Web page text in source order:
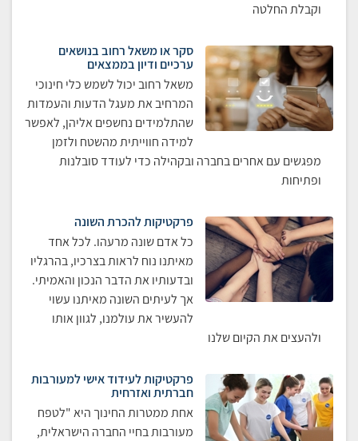
וקבלת החלטה
סקר או משאל רחוב בנושאים
ערכיים ודיון בממצאים
משאל רחוב יכול לשמש כלי חינוכי
המרחיב את מעגל הדעות והעמדות
שהתלמידים נחשפים אליהן, לאפשר
למידה חווייתית מהשטח ולזמן
מפגשים עם אחרים בחברה ובקהילה כדי לעודד סובלנות
ופתיחות
פרקטיקות להכרת השונה
כל אדם שונה מרעהו. לכל אחד
מאיתנו נוח לראות בצרכיו, בהרגליו
ובדעותיו את הדבר הנכון והאמיתי.
אך לעיתים השונה מאיתנו עשוי
להעשיר את עולמנו, לגוון אותו
ולהעצים את הקיום שלנו
פרקטיקות לעידוד אישי למעורבות
חברתית ואזרחית
אחת ממטרות החינוך היא "לטפח
מעורבות בחיי החברה הישראלית,